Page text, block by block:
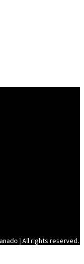
| All rights reserved.